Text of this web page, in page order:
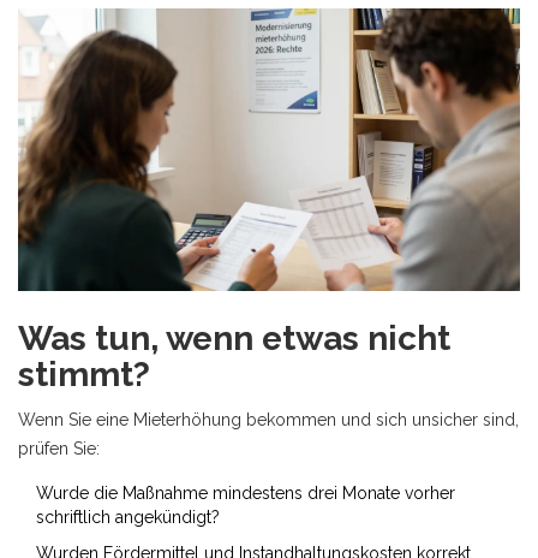
Was tun, wenn etwas nicht
stimmt?
Wenn Sie eine Mieterhöhung bekommen und sich unsicher sind,
prüfen Sie:
Wurde die Maßnahme mindestens drei Monate vorher
schriftlich angekündigt?
Wurden Fördermittel und Instandhaltungskosten korrekt